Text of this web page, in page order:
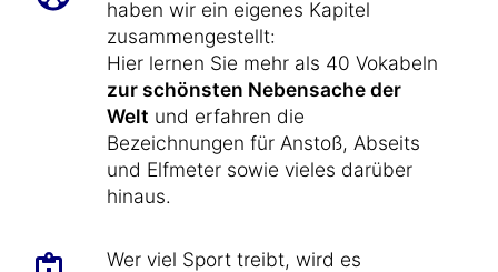
haben wir ein eigenes Kapitel
zusammengestellt:
Hier lernen Sie mehr als 40 Vokabeln
zur schönsten Nebensache der
Welt und erfahren die
Bezeichnungen für Anstoß, Abseits
und Elfmeter sowie vieles darüber
hinaus.
Wer viel Sport treibt, wird es